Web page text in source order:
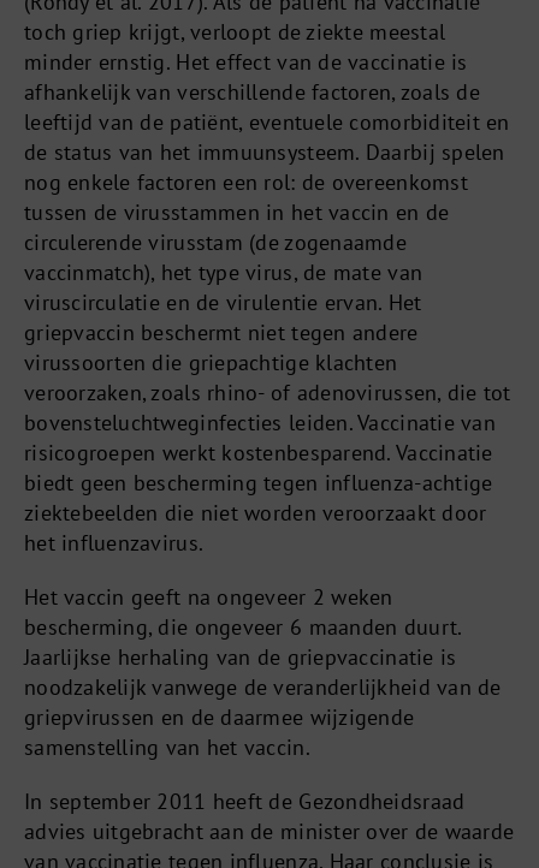
toch griep krijgt, verloopt de ziekte meestal
minder ernstig. Het effect van de vaccinatie is
afhankelijk van verschillende factoren, zoals de
leeftijd van de patiënt, eventuele comorbiditeit en
de status van het immuunsysteem. Daarbij spelen
nog enkele factoren een rol: de overeenkomst
tussen de virusstammen in het vaccin en de
circulerende virusstam (de zogenaamde
vaccinmatch), het type virus, de mate van
viruscirculatie en de virulentie ervan. Het
griepvaccin beschermt niet tegen andere
virussoorten die griepachtige klachten
veroorzaken, zoals rhino- of adenovirussen, die tot
bovensteluchtweginfecties leiden. Vaccinatie van
risicogroepen werkt kostenbesparend. Vaccinatie
biedt geen bescherming tegen influenza-achtige
ziektebeelden die niet worden veroorzaakt door
het influenzavirus.
Het vaccin geeft na ongeveer 2 weken
bescherming, die ongeveer 6 maanden duurt.
Jaarlijkse herhaling van de griepvaccinatie is
noodzakelijk vanwege de veranderlijkheid van de
griepvirussen en de daarmee wijzigende
samenstelling van het vaccin.
In september 2011 heeft de Gezondheidsraad
advies uitgebracht aan de minister over de waarde
van vaccinatie tegen influenza. Haar conclusie is